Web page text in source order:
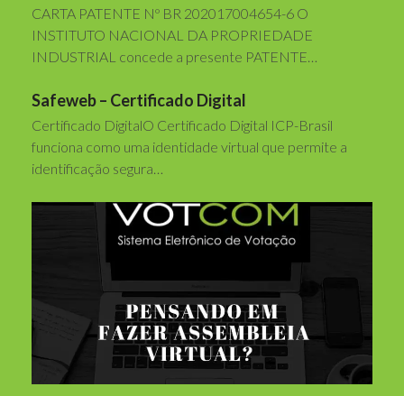
CARTA PATENTE Nº BR 202017004654-6 O
INSTITUTO NACIONAL DA PROPRIEDADE
INDUSTRIAL concede a presente PATENTE…
Safeweb – Certificado Digital
Certificado DigitalO Certificado Digital ICP-Brasil
funciona como uma identidade virtual que permite a
identificação segura…